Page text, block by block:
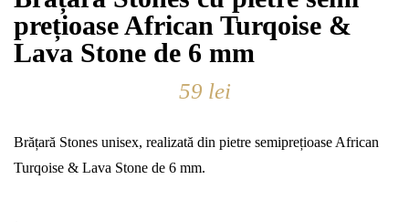
prețioase African Turqoise &
Lava Stone de 6 mm
59 lei
Brățară Stones unisex, realizată din pietre semiprețioase African
Turqoise & Lava Stone de 6 mm.